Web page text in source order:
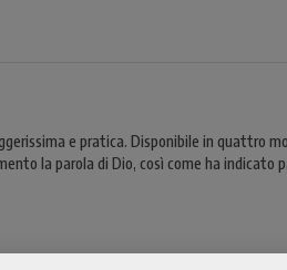
e pratica. Disponibile in quattro
la parola di Dio, così come ha indicato